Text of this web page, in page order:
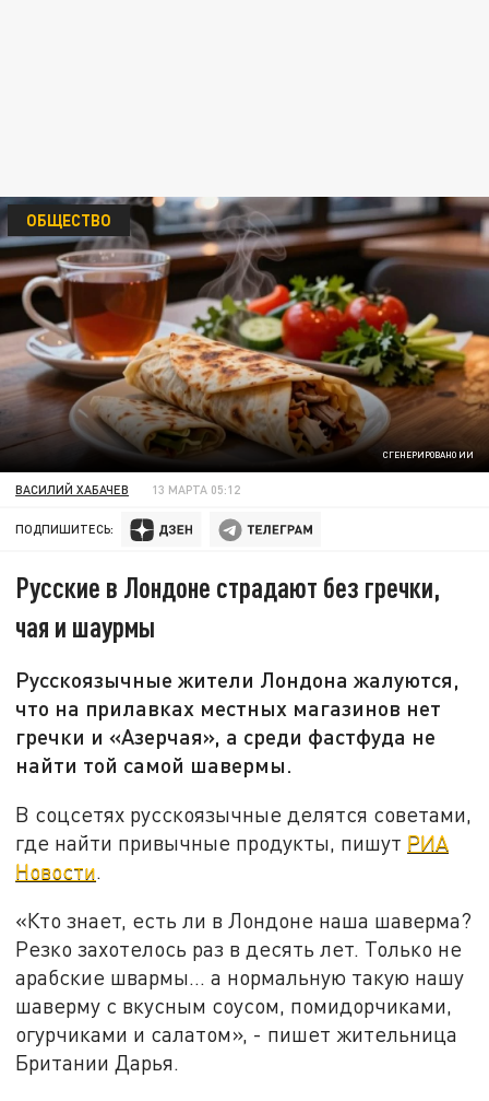
СГЕНЕРИРОВАНО ИИ
ОБЩЕСТВО
ВАСИЛИЙ ХАБАЧЕВ 13 МАРТА 05:12
ПОДПИШИТЕСЬ:
Русские в Лондоне страдают без гречки,
чая и шаурмы
Русскоязычные жители Лондона жалуются,
что на прилавках местных магазинов нет
гречки и «Азерчая», а среди фастфуда не
найти той самой шавермы.
В соцсетях русскоязычные делятся советами,
где найти привычные продукты, пишут РИА
Новости.
«Кто знает, есть ли в Лондоне наша шаверма?
Резко захотелось раз в десять лет. Только не
арабские швармы... а нормальную такую нашу
шаверму с вкусным соусом, помидорчиками,
огурчиками и салатом», - пишет жительница
Британии Дарья.